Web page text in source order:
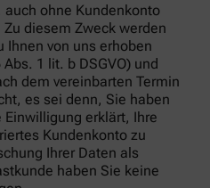
ohne Kundenkonto
diesem Zweck werden
Ihnen von uns erhoben
1 lit. b DSGVO) und
dem vereinbarten Termin
es sei denn, Sie haben
Einwilligung erklärt, Ihre
Kundenkonto zu
Ihrer Daten als
haben Sie keine